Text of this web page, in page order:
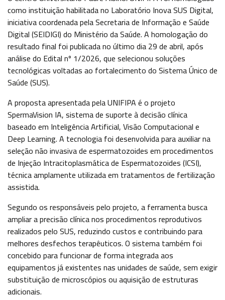
SOU
ALUNO
SOU
EX-
ALUNO
BENEFÍCIOS
OUVIDORIA
WebmailIntranet
como instituição habilitada no Laboratório Inova SUS Digital,
iniciativa coordenada pela Secretaria de Informação e Saúde
Digital (SEIDIGI) do Ministério da Saúde. A homologação do
resultado final foi publicada no último dia29 de abril, após
análise do Edital nº 1/2026, que selecionou soluções
tecnológicas voltadas ao fortalecimento do Sistema Único de
Saúde (SUS).
A proposta apresentada pela UNIFIPA é o projeto
SpermaVision IA, sistema de suporte à decisão clínica
baseado em Inteligência Artificial, Visão Computacional e
Deep Learning. A tecnologia foi desenvolvida para auxiliar na
seleção não invasiva de espermatozoides em procedimentos
de Injeção Intracitoplasmática de Espermatozoides (ICSI),
técnica amplamente utilizada em tratamentos de fertilização
assistida.
Segundo os responsáveis pelo projeto, a ferramenta busca
ampliar a precisão clínica nos procedimentos reprodutivos
realizados pelo SUS, reduzindo custos e contribuindo para
melhores desfechos terapêuticos. O sistema também foi
concebido para funcionar de forma integrada aos
equipamentos já existentes nas unidades de saúde, sem exigir
substituição de microscópios ou aquisição de estruturas
adicionais.